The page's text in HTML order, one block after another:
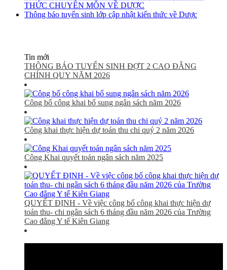
THỨC CHUYÊN MÔN VỀ DƯỢC
Thông báo tuyển sinh lớp cập nhật kiến thức về Dược
Tin mới
THÔNG BÁO TUYỂN SINH ĐỢT 2 CAO ĐẲNG
CHÍNH QUY NĂM 2026
Công bố công khai bổ sung ngân sách năm 2026
Công khai thực hiện dự toán thu chi quý 2 năm 2026
Công Khai quyết toán ngân sách năm 2025
QUYẾT ĐỊNH - Về việc công bố công khai thực hiện dự
toán thu- chi ngân sách 6 tháng đầu năm 2026 của Trường
Cao đẳng Y tế Kiên Giang